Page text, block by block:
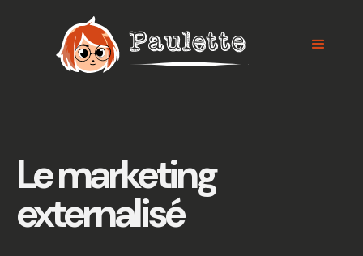
Le marketing
externalisé